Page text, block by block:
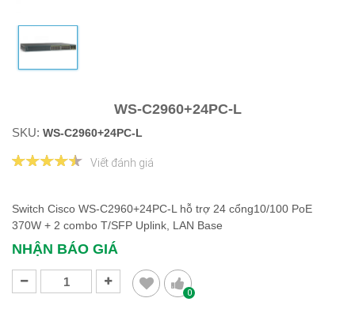
WS-C2960+24PC-L
SKU: WS-C2960+24PC-L
Viết đánh giá
Switch Cisco WS-C2960+24PC-L hỗ trợ 24 cổng10/100 PoE
370W + 2 combo T/SFP Uplink, LAN Base
NHẬN BÁO GIÁ
0